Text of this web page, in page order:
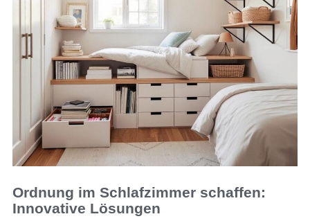
Ordnung im Schlafzimmer schaffen:
Innovative Lösungen